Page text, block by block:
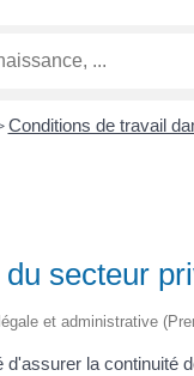
Conditions de travail
secteur
et administrative
la continuité